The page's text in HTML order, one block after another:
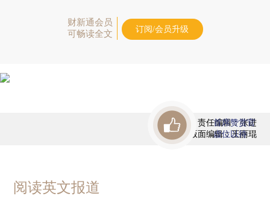
财新通会员
可畅读全文
订阅/会员升级
责任编辑：张进
版面编辑：王丽琨
首席赞赏官
虚位以待
阅读英文报道